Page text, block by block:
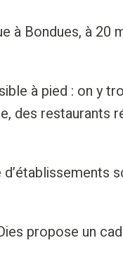
à Bondues, à 20
à pied : on y
des restaurants
propose un